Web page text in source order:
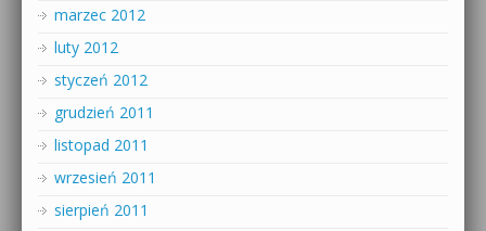
marzec 2012
luty 2012
styczeń 2012
grudzień 2011
listopad 2011
wrzesień 2011
sierpień 2011